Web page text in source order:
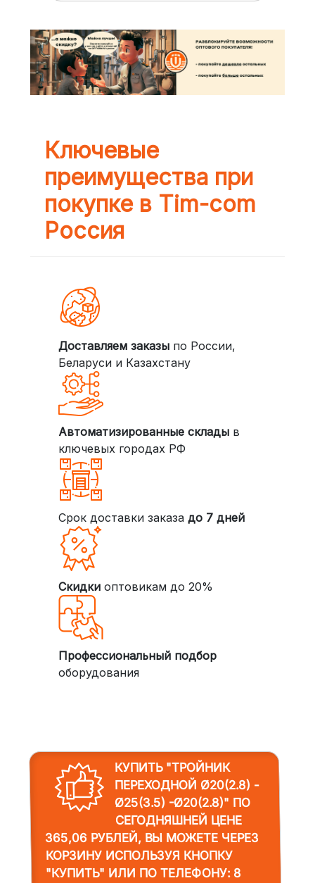
Ключевые
преимущества при
покупке в Tim-com
Россия
Доставляем заказыпо России,
Беларуси и Казахстану
Автоматизированные складыв
ключевых городах РФ
Срок доставки заказа до 7 дней
Скидкиоптовикам до 20%
Профессиональный подбор
оборудования
КУПИТЬ "ТРОЙНИК
ПЕРЕХОДНОЙ Ø20(2.8) -
Ø25(3.5) -Ø20(2.8)" ПО
СЕГОДНЯШНЕЙ ЦЕНЕ
365,06 РУБЛЕЙ, ВЫ МОЖЕТЕ ЧЕРЕЗ
КОРЗИНУ ИСПОЛЬЗУЯ КНОПКУ
"КУПИТЬ" ИЛИ ПО ТЕЛЕФОНУ: 8